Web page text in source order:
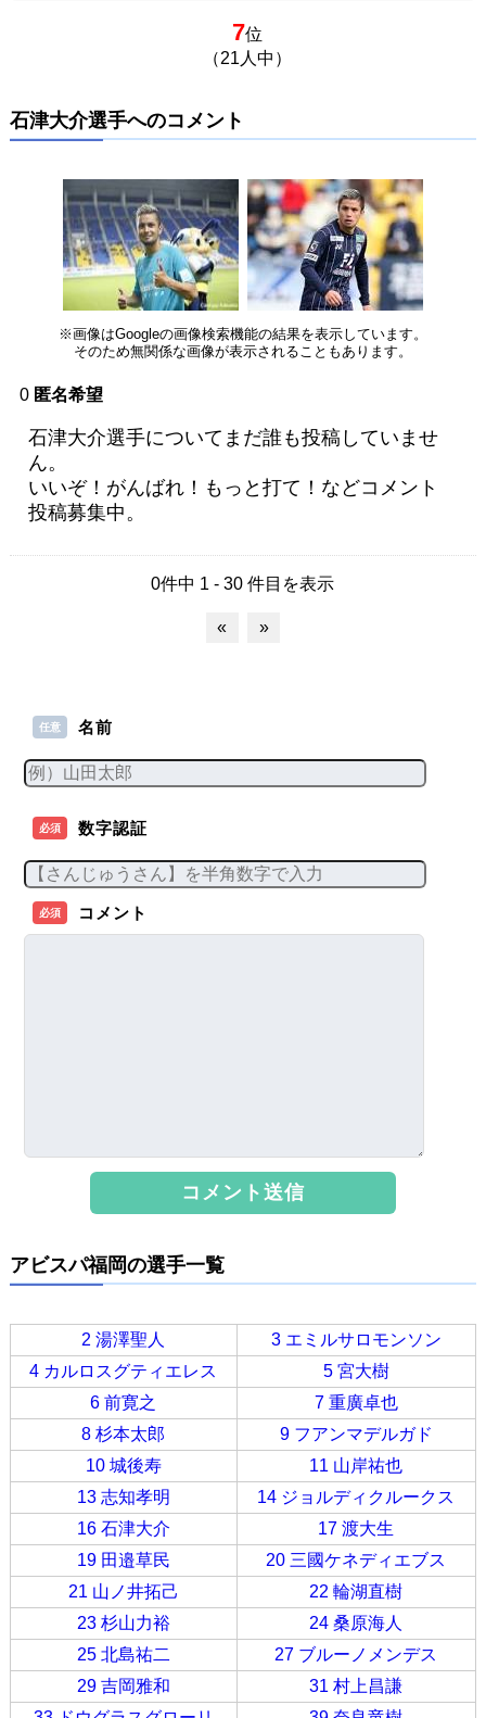
7位
（21人中）
石津大介選手へのコメント
※画像はGoogleの画像検索機能の結果を表示しています。
そのため無関係な画像が表示されることもあります。
0 匿名希望
石津大介選手についてまだ誰も投稿していませ
ん。
いいぞ！がんばれ！もっと打て！などコメント
投稿募集中。
0件中 1 - 30 件目を表示
« »
任意 名前
必須 数字認証
必須 コメント
アビスパ福岡の選手一覧
2 湯澤聖人
3 エミルサロモンソン
4 カルロスグティエレス
5 宮大樹
6 前寛之
7 重廣卓也
8 杉本太郎
9 フアンマデルガド
10 城後寿
11 山岸祐也
13 志知孝明
14 ジョルディクルークス
16 石津大介
17 渡大生
19 田邉草民
20 三國ケネディエブス
21 山ノ井拓己
22 輪湖直樹
23 杉山力裕
24 桑原海人
25 北島祐二
27 ブルーノメンデス
29 吉岡雅和
31 村上昌謙